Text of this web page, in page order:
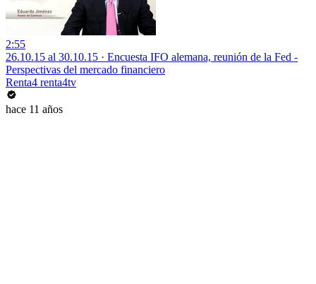
2:55
26.10.15 al 30.10.15 · Encuesta IFO alemana, reunión de la Fed -
Perspectivas del mercado financiero
Renta4 renta4tv
hace 11 años